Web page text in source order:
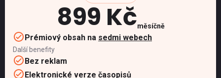
899 Kčměsíčně
Prémiový obsah na sedmi webech
Další benefity
Bez reklam
Elektronické verze časopisů